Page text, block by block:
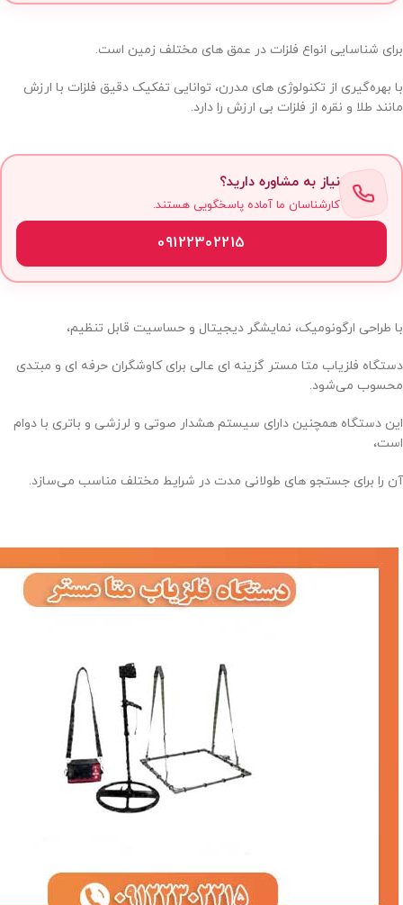
برای شناسایی انواع فلزات در عمق‌ های مختلف زمین است.
با بهره‌گیری از تکنولوژی‌ های مدرن، توانایی تفکیک دقیق فلزات با ارزش
مانند طلا و نقره از فلزات بی‌ ارزش را دارد.
نیاز به مشاوره دارید؟
کارشناسان ما آماده پاسخگویی هستند.
09122302215
با طراحی ارگونومیک، نمایشگر دیجیتال و حساسیت قابل تنظیم،
دستگاه فلزیاب متا مستر گزینه‌ ای عالی برای کاوشگران حرفه‌ ای و مبتدی
محسوب می‌شود.
این دستگاه همچنین دارای سیستم هشدار صوتی و لرزشی و باتری با دوام
است،
آن را برای جستجو های طولانی‌ مدت در شرایط مختلف مناسب می‌سازد.